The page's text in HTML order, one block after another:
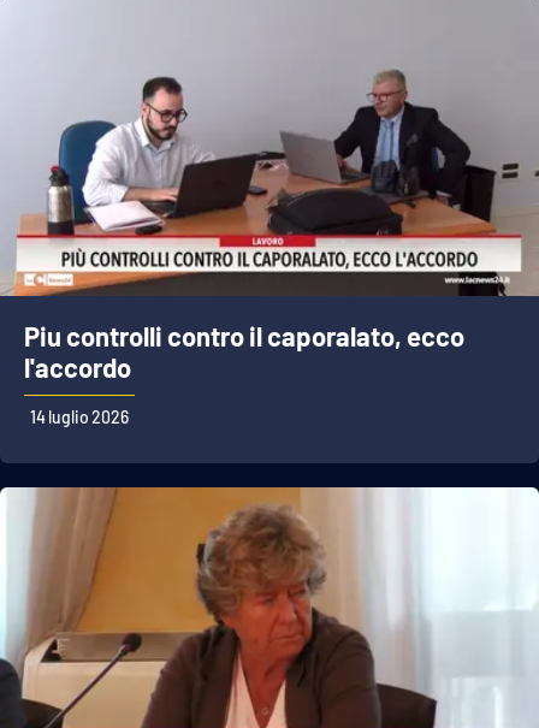
Piu controlli contro il caporalato, ecco
l'accordo
14 luglio 2026